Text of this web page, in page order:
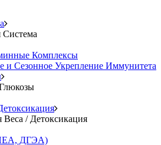
Комплексы
и Сезонное Укрепление Иммунитета
Веса / Детоксикация
ДГЭА)